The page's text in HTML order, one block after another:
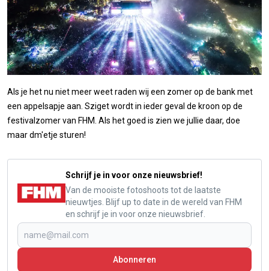
Als je het nu niet meer weet raden wij een zomer op de bank met
een appelsapje aan. Sziget wordt in ieder geval de kroon op de
festivalzomer van FHM. Als het goed is zien we jullie daar, doe
maar dm'etje sturen!
Schrijf je in voor onze nieuwsbrief!
Van de mooiste fotoshoots tot de laatste
nieuwtjes. Blijf up to date in de wereld van FHM
en schrijf je in voor onze nieuwsbrief.
Abonneren